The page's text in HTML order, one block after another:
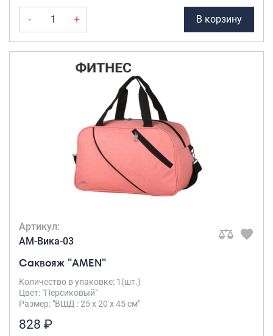
- + В корзину
Артикул:
AM-Вика-03
Саквояж "AMEN"
Количество в упаковке: 1(шт.)
Цвет: "Персиковый"
Размер: "ВШД : 25 х 20 х 45 см"
828 ₽